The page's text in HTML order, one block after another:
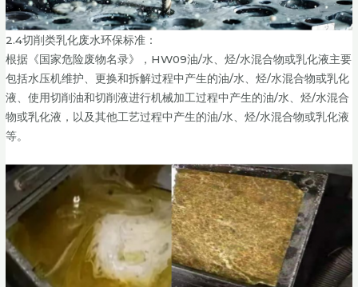
2.4切削类乳化废水环保标准：
根据《国家危险废物名录》，HW09油/水、烃/水混合物或乳化液主要
包括水压机维护、更换和拆解过程中产生的油/水、烃/水混合物或乳化
液、使用切削油和切削液进行机械加工过程中产生的油/水、烃/水混合
物或乳化液，以及其他工艺过程中产生的油/水、烃/水混合物或乳化液
等。